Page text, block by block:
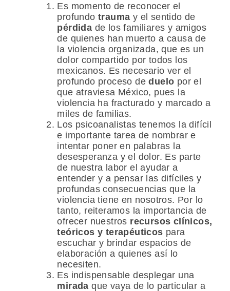
Es momento de reconocer el
profundo trauma y el sentido de
pérdida de los familiares y amigos
de quienes han muerto a causa de
la violencia organizada, que es un
dolor compartido por todos los
mexicanos. Es necesario ver el
profundo proceso deduelo por el
que atraviesa México, pues la
violencia ha fracturado y marcado a
miles de familias.
Los psicoanalistas tenemos la difícil
e importante tarea de nombrar e
intentar poner en palabras la
desesperanza y el dolor. Es parte
de nuestra labor el ayudar a
entender y a pensar las difíciles y
profundas consecuencias que la
violencia tiene en nosotros. Por lo
tanto, reiteramos la importancia de
ofrecer nuestros recursos clínicos,
teóricos y terapéuticos para
escuchar y brindar espacios de
elaboración a quienes así lo
necesiten.
Es indispensable desplegar una
mirada que vaya de lo particular a